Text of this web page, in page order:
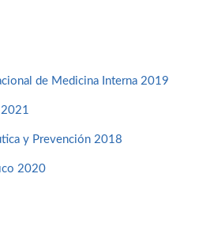
de Medicina Interna 2019
y Prevención 2018
2020